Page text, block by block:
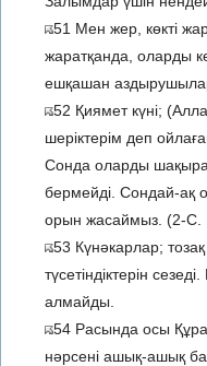
51 Мен жер, көкті
жаратқанда, оларды
ешқашан
52 Қиямет күні;
шеріктерім деп
Сонда оларды
бермейді. Сондай-ақ
орын жасаймыз. (2-С.
53 Күнәкарлар; тозақ
түсетіндіктерін
алмайды.
54 Расында осы
нәрсені ашық-ашық